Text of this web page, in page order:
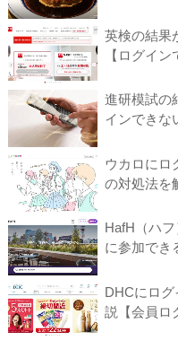
英検の結果
【ログイ
進研模試の
インできな
ウカロにロ
の対処法を
HafH（ハ
に参加でき
DHCにロ
説【会員ロ